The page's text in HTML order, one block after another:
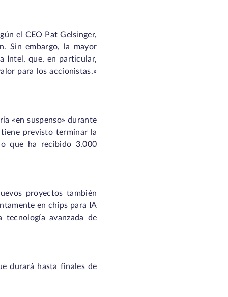
el CEO Pat Gelsinger,
Sin embargo, la mayor
Intel, que, en particular,
para los accionistas.»
«en suspenso» durante
previsto terminar la
que ha recibido 3.000
proyectos también
en chips para IA
avanzada de
durará hasta finales de